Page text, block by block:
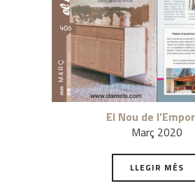
El Nou de
Març 2020
LLEGIR MÉS